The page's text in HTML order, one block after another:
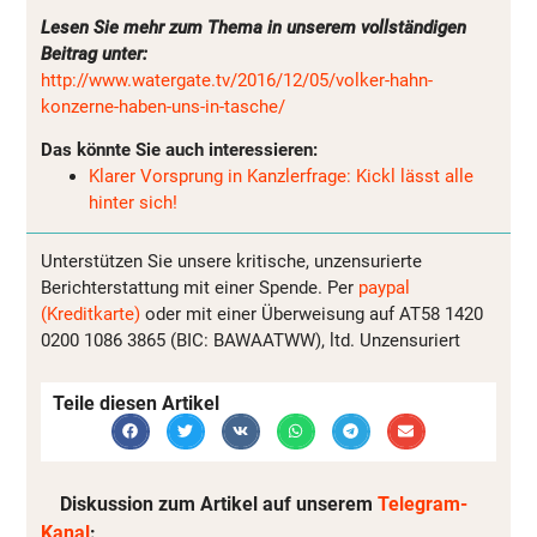
Lesen Sie mehr zum Thema in unserem vollständigen
Beitrag unter:
http://www.watergate.tv/2016/12/05/volker-hahn-
konzerne-haben-uns-in-tasche/
Das könnte Sie auch interessieren:
Klarer Vorsprung in Kanzlerfrage: Kickl lässt alle
hinter sich!
Unterstützen Sie unsere kritische, unzensurierte
Berichterstattung mit einer Spende. Per paypal
(Kreditkarte) oder mit einer Überweisung auf AT58 1420
0200 1086 3865 (BIC: BAWAATWW), ltd. Unzensuriert
Teile diesen Artikel
Diskussion zum Artikel auf unserem Telegram-
Kanal: